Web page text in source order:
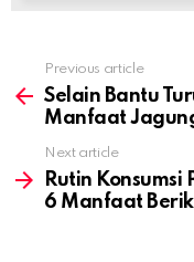
more
Previous article
Selain Bantu
Manfaat
Next article
Rutin Konsumsi
6 Manfaat